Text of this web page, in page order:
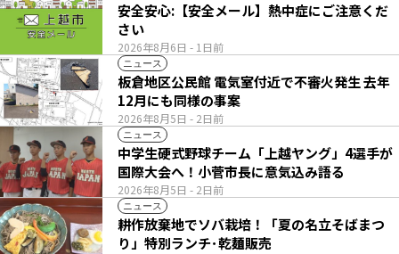
2026年8月6日 - 1日前
安全安心:【安全メール】熱中症にご注意くだ
さい
ニュース
2026年8月5日 - 2日前
板倉地区公民館 電気室付近で不審火発生 去年
12月にも同様の事案
ニュース
2026年8月5日 - 2日前
中学生硬式野球チーム「上越ヤング」4選手が
国際大会へ！小菅市長に意気込み語る
ニュース
耕作放棄地でソバ栽培！「夏の名立そばまつ
り」特別ランチ･乾麺販売